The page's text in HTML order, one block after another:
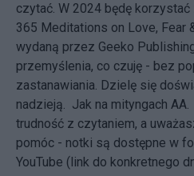
czytać. W 2024 będę
365 Meditations on Love, Fear
wydaną przez Geeko
przemyślenia, co czuję - bez
zastanawiania. Dzielę się
nadzieją. Jak na mityngach
trudność z czytaniem, a
pomóc - notki są dostępne w
YouTube (link do konkretnego